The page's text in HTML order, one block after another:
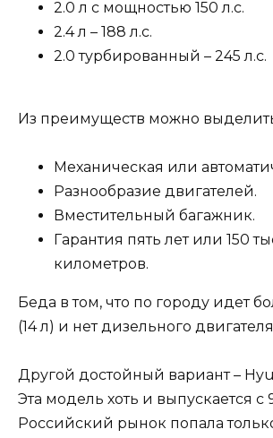
2.0 л с мощностью 150 л.с.
2.4 л – 188 л.с.
2.0 турбированный – 245 л.с.
Из преимуществ можно
Механическая или
Разнообразие двигателей.
Вместительный багажник.
Гарантия пять лет или 150
километров.
Беда в том, что по городу идет
(14 л) и нет дизельного
Другой достойный вариант –
Эта модель хоть и выпускается с
Российский рынок попала